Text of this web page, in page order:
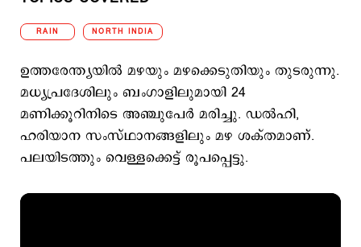
RAIN NORTH INDIA
ഉത്തരേന്ത്യയില്‍ മഴയും മഴക്കെടുതിയും തുടരുന്നു.
മധ്യപ്രദേശിലും ബംഗാളിലുമായി 24
മണിക്കൂറിനിടെ അഞ്ചുപേര്‍ മരിച്ചു. ഡല്‍ഹി,
ഹരിയാന സംസ്ഥാനങ്ങളിലും മഴ ശക്തമാണ്.
പലയിടത്തും വെള്ളക്കെട്ട് രൂപപ്പെട്ടു.